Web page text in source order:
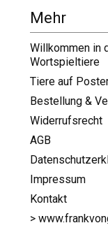
Mehr
Willkommen in
Wortspieltiere
Tiere auf
Bestellung &
Widerrufsrecht
AGB
Impressum
Kontakt
>